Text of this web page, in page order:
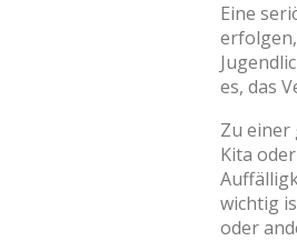
Eine
es, das
Zu einer
Kita
wichtig
oder